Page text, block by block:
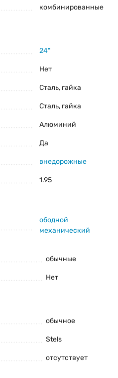
комбинированные
24"
Нет
Сталь, гайка
Сталь, гайка
Алюминий
Да
внедорожные
1.95
ободной
механический
обычные
Нет
обычное
Stels
отсутствует